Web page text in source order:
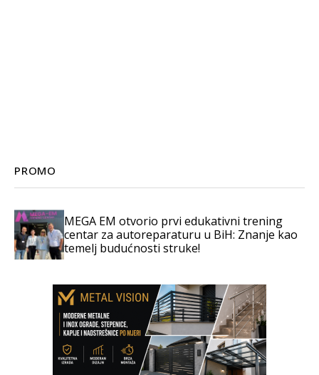
PROMO
MEGA EM otvorio prvi edukativni trening
centar za autoreparaturu u BiH: Znanje kao
temelj budućnosti struke!